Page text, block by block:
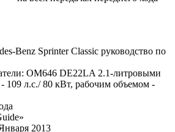
Benz Sprinter Classic руководство по
OM646 DE22LA 2.1-литровыми
л.с./ 80 кВт, рабочим объемом -
2013